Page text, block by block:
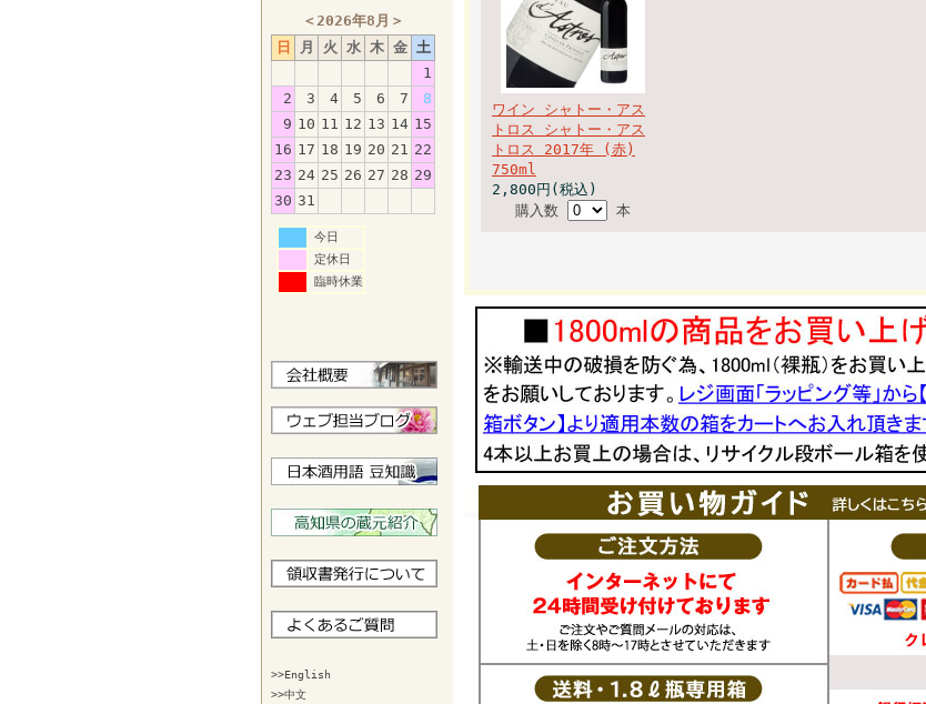
＜2026年8月 ＞
日
月 火 水 木 金 土
1
2
3 4 5 6 7
8
9 10 11 12 13 14 15
16 17 18 19 20 21 22
23 24 25 26 27 28 29
30 31
今日
定休日
臨時休業
>>English
>>中文
ワイン シャトー・アス
トロス シャトー・アス
トロス 2017年 (赤)
750ml
2,800円(税込)
購入数
本